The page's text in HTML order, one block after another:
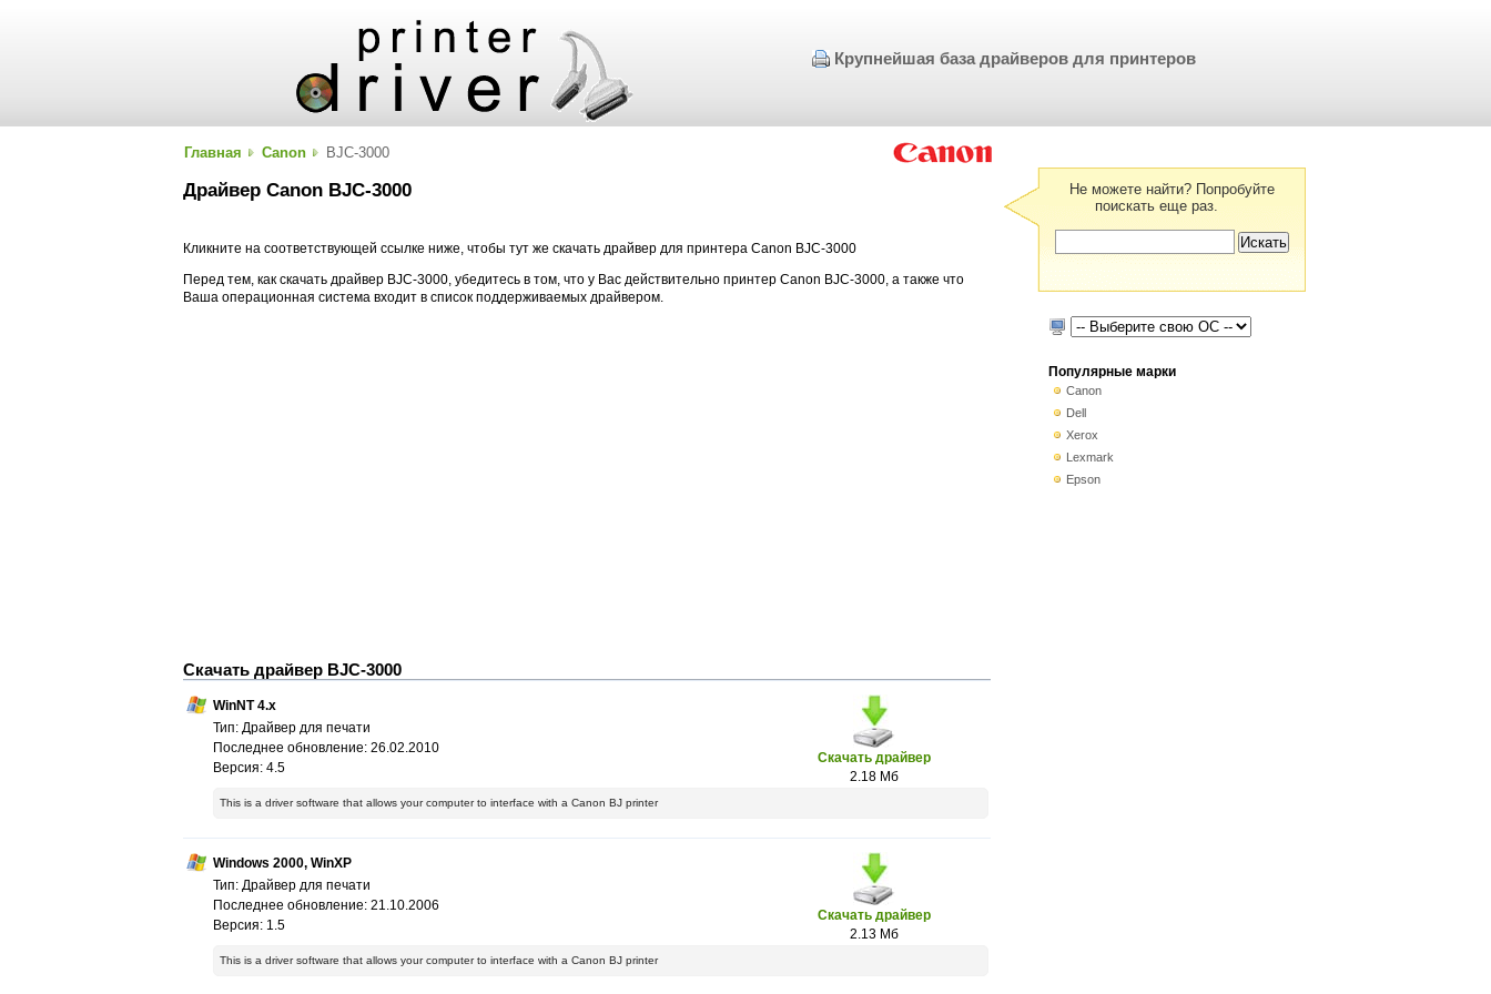
Крупнейшая база драйверов для принтеров
Главная Canon BJC-3000
Драйвер Canon BJC-3000
Кликните на соответствующей ссылке ниже, чтобы тут же скачать драйвер для принтера Canon BJC-3000
Перед тем, как скачать драйвер BJC-3000, убедитесь в том, что у Вас действительно принтер Canon BJC-3000, а также что
Ваша операционная система входит в список поддерживаемых драйвером.
Скачать драйвер BJC-3000
Скачать драйвер
2.18 Мб
WinNT 4.x
Тип: Драйвер для печати
Последнее обновление: 26.02.2010
Версия: 4.5
This is a driver software that allows your computer to interface with a Canon BJ printer
Скачать драйвер
2.13 Мб
Windows 2000, WinXP
Тип: Драйвер для печати
Последнее обновление: 21.10.2006
Версия: 1.5
This is a driver software that allows your computer to interface with a Canon BJ printer
Не можете найти? Попробуйте
поискать еще раз.
Популярные марки
Canon
Dell
Xerox
Lexmark
Epson